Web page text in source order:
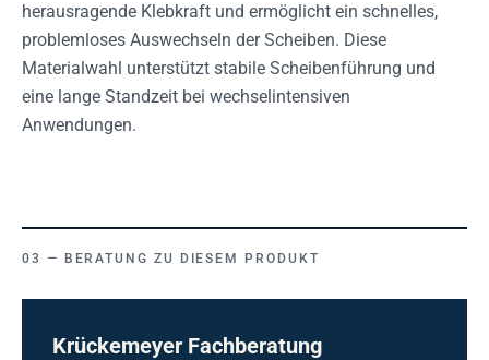
herausragende Klebkraft und ermöglicht ein schnelles,
problemloses Auswechseln der Scheiben. Diese
Materialwahl unterstützt stabile Scheibenführung und
eine lange Standzeit bei wechselintensiven
Anwendungen.
BERATUNG ZU DIESEM PRODUKT
Krückemeyer Fachberatung